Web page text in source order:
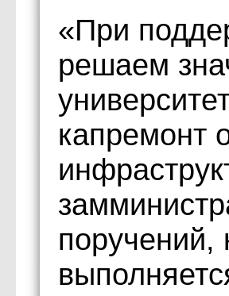
«При
решаем
капремонт
поручений,